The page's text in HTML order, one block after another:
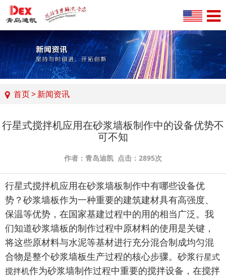
首页>新闻资讯
行星式搅拌机应用在砂浆墙板制作中的设备优势不
可不知
作者：青岛迪凯 点击：2895次
行星式搅拌机应用在砂浆墙板制作中有哪些设备优
势？砂浆墙板作为一种重要的建筑建材具有高强度、
保温等优势，在国家基建过程中的用的相当广泛。我
们知道砂浆墙板的制作过程中原材料的使用是关键，
将这些原材料与水泥等基材进行充分混合制成均匀混
合物是整个砂浆墙板生产过程的核心步骤。砂浆行星式
搅拌机作为砂浆墙制作过程中重要的搅拌设备，在搅拌